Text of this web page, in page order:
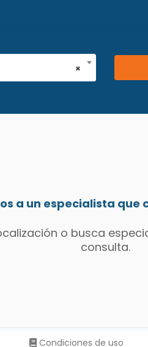
×
a un especialista que
o busca
consulta.
Condiciones de uso